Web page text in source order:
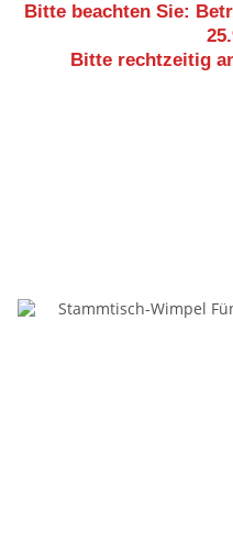
Bitte beachten Sie:
Bitte rechtzeitig